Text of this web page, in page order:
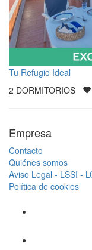
Tu Refugio Ideal
2 DORMITORIOS
Empresa
Contacto
Quiénes somos
Aviso Legal - LSSI -
Política de cookies